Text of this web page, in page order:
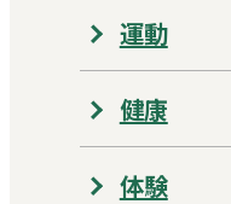
運動
健康
体験